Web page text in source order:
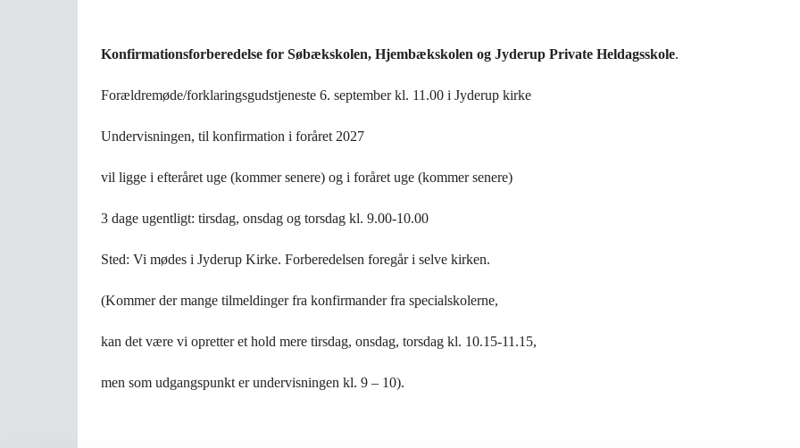
Konfirmationsforberedelse for Søbækskolen, Hjembækskolen og Jyderup Private Heldagsskole.
Forældremøde/forklaringsgudstjeneste 6. september kl. 11.00 i Jyderup kirke
Undervisningen, til konfirmation i foråret 2027
vil ligge i efteråret uge (kommer senere) og i foråret uge (kommer senere)
3 dage ugentligt: tirsdag, onsdag og torsdag kl. 9.00-10.00
Sted: Vi mødes i Jyderup Kirke. Forberedelsen foregår i selve kirken.
(Kommer der mange tilmeldinger fra konfirmander fra specialskolerne,
kan det være vi opretter et hold mere tirsdag, onsdag, torsdag kl. 10.15-11.15,
men som udgangspunkt er undervisningen kl. 9 – 10).